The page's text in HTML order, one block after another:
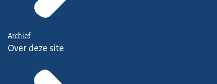
Archief
Over deze site